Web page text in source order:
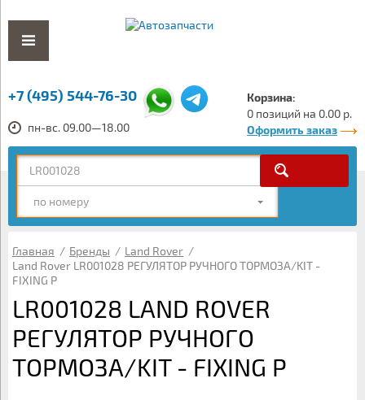
+7 (495) 544-76-30
пн-вс. 09.00—18.00
Корзина:
0 позиций на 0.00 р.
Оформить заказ
по номеру
Главная / Бренды / Land Rover /
Land Rover LR001028 РЕГУЛЯТОР РУЧНОГО ТОРМОЗА/KIT -
FIXING P
LR001028 LAND ROVER
РЕГУЛЯТОР РУЧНОГО
ТОРМОЗА/KIT - FIXING P